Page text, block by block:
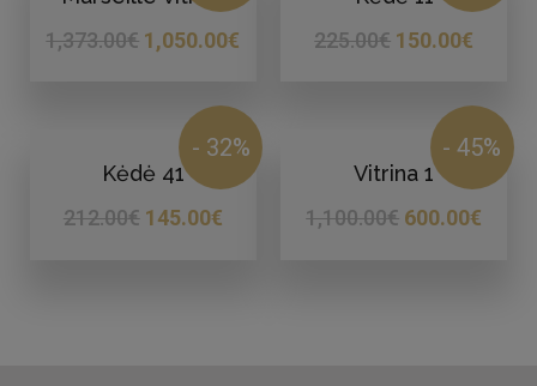
1,373.00€ 1,050.00€
225.00€ 150.00€
- 32%
Kėdė 41
212.00€ 145.00€
- 45%
Vitrina 1
1,100.00€ 600.00€